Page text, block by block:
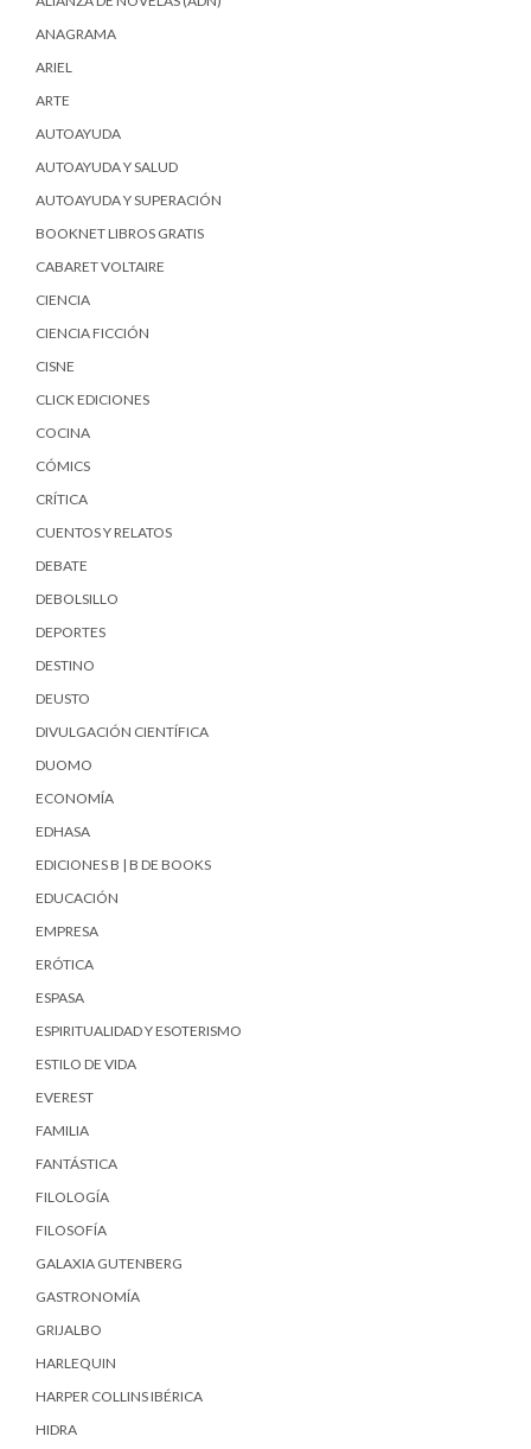
ANAGRAMA
ARIEL
ARTE
AUTOAYUDA
AUTOAYUDA Y SALUD
AUTOAYUDA Y SUPERACIÓN
BOOKNET LIBROS GRATIS
CABARET VOLTAIRE
CIENCIA
CIENCIA FICCIÓN
CISNE
CLICK EDICIONES
COCINA
CÓMICS
CRÍTICA
CUENTOS Y RELATOS
DEBATE
DEBOLSILLO
DEPORTES
DESTINO
DEUSTO
DIVULGACIÓN CIENTÍFICA
DUOMO
ECONOMÍA
EDHASA
EDICIONES B | B DE BOOKS
EDUCACIÓN
EMPRESA
ERÓTICA
ESPASA
ESPIRITUALIDAD Y ESOTERISMO
ESTILO DE VIDA
EVEREST
FAMILIA
FANTÁSTICA
FILOLOGÍA
FILOSOFÍA
GALAXIA GUTENBERG
GASTRONOMÍA
GRIJALBO
HARLEQUIN
HARPER COLLINS IBÉRICA
HIDRA